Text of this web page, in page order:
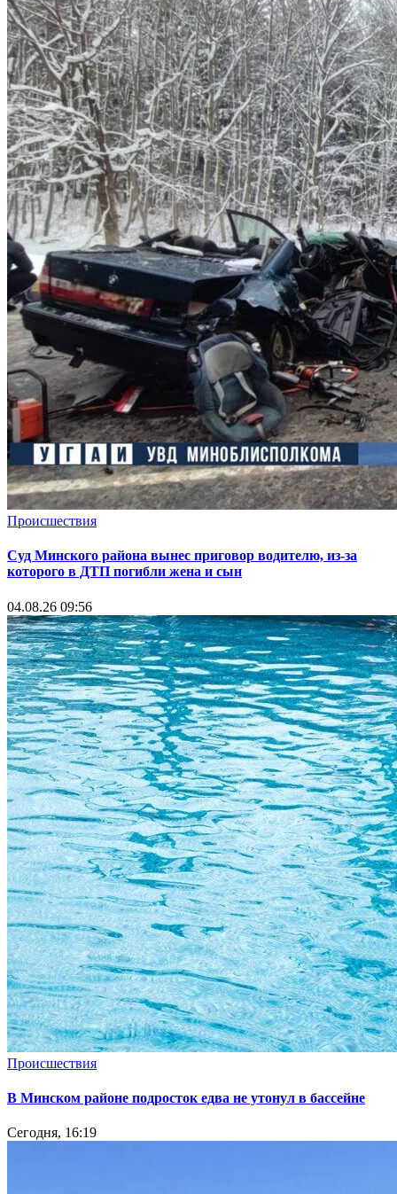
Происшествия
Суд Минского района вынес приговор водителю, из-за
которого в ДТП погибли жена и сын
04.08.26 09:56
Происшествия
В Минском районе подросток едва не утонул в бассейне
Сегодня, 16:19